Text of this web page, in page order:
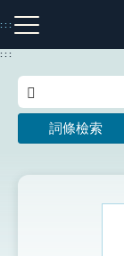
到
主
:::
注音索引圖示
:::
詞條檢索